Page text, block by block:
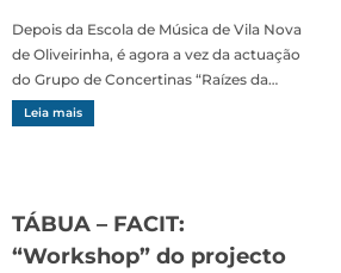
Depois da Escola de Música de Vila Nova
de Oliveirinha, é agora a vez da actuação
do Grupo de Concertinas “Raízes da…
Leia mais
TÁBUA – FACIT:
“Workshop” do projecto